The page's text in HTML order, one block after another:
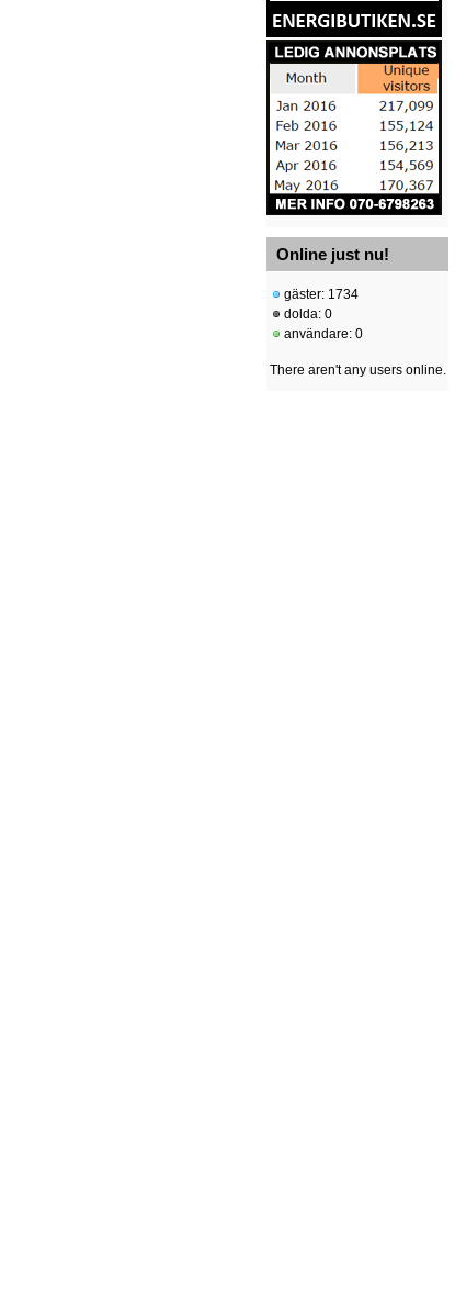
Online just nu!
gäster: 1734
dolda: 0
användare: 0
There aren't any users online.